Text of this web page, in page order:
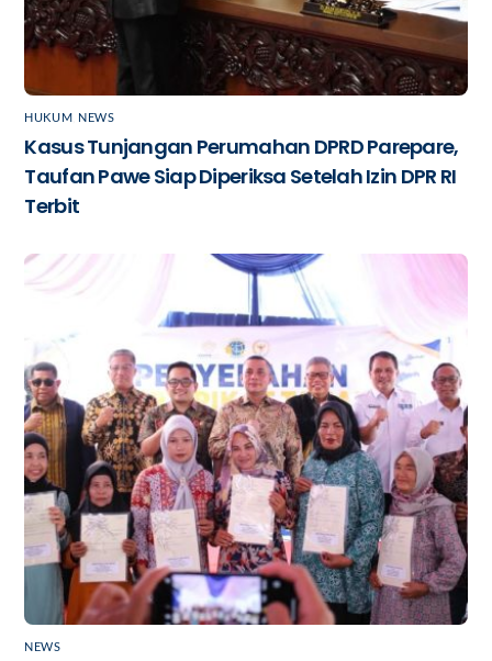
HUKUM NEWS
Kasus Tunjangan Perumahan DPRD Parepare,
Taufan Pawe Siap Diperiksa Setelah Izin DPR RI
Terbit
NEWS